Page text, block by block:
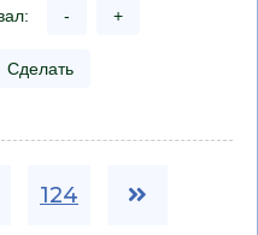
- +
Сделать
124